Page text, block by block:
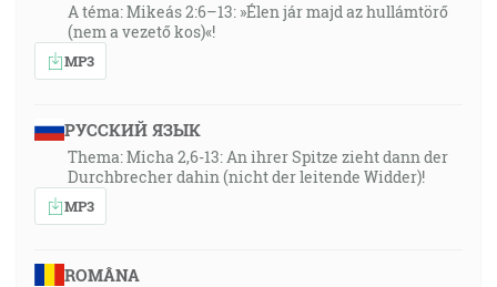
A téma: Mikeás 2:6–13: »Élen jár majd az hullámtörő
(nem a vezető kos)«!
MP3
РУССКИЙ ЯЗЫК
Thema: Micha 2,6-13: An ihrer Spitze zieht dann der
Durchbrecher dahin (nicht der leitende Widder)!
MP3
ROMÂNA